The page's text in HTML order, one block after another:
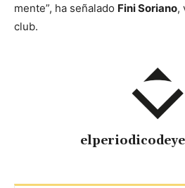
mente”, ha señalado Fini Soriano,
club.